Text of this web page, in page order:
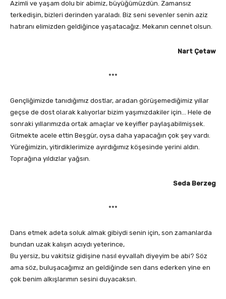
Azimli ve yaşam dolu bir abimiz, büyüğümüzdün. Zamansız
terkedişin, bizleri derinden yaraladı. Biz seni sevenler senin aziz
hatıranı elimizden geldiğince yaşatacağız. Mekanın cennet olsun.
Nart Çetaw
***
Gençliğimizde tanıdığımız dostlar, aradan görüşemediğimiz yıllar
geçse de dost olarak kalıyorlar bizim yaşımızdakiler için… Hele de
sonraki yıllarımızda ortak amaçlar ve keyifler paylaşabilmişsek.
Gitmekte acele ettin Beşgür, oysa daha yapacağın çok şey vardı.
Yüreğimizin, yitirdiklerimize ayırdığımız köşesinde yerini aldın.
Toprağına yıldızlar yağsın.
Seda Berzeg
***
Dans etmek adeta soluk almak gibiydi senin için, son zamanlarda
bundan uzak kalışın acıydı yeterince,
Bu yersiz, bu vakitsiz gidişine nasıl eyvallah diyeyim be abi? Söz
ama söz, buluşacağımız an geldiğinde sen dans ederken yine en
çok benim alkışlarımın sesini duyacaksın.